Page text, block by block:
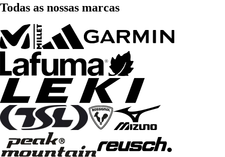
Todas as nossas marcas